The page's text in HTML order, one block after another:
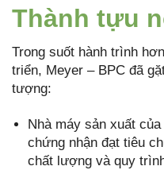
Thành tựu
Trong suốt hành trình
triển, Meyer – BPC đã
tượng:
Nhà máy sản xuất
chứng nhận đạt tiêu
chất lượng và quy